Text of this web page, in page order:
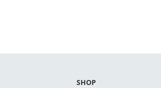
SHOP